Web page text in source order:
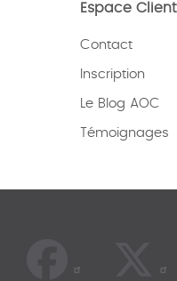
Espace Client
Contact
Inscription
Le Blog AOC
Témoignages